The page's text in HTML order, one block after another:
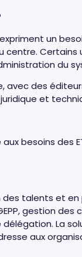
un
centre.
du
avec des
et
aux besoins
talents et
gestion
délégation. La
aux